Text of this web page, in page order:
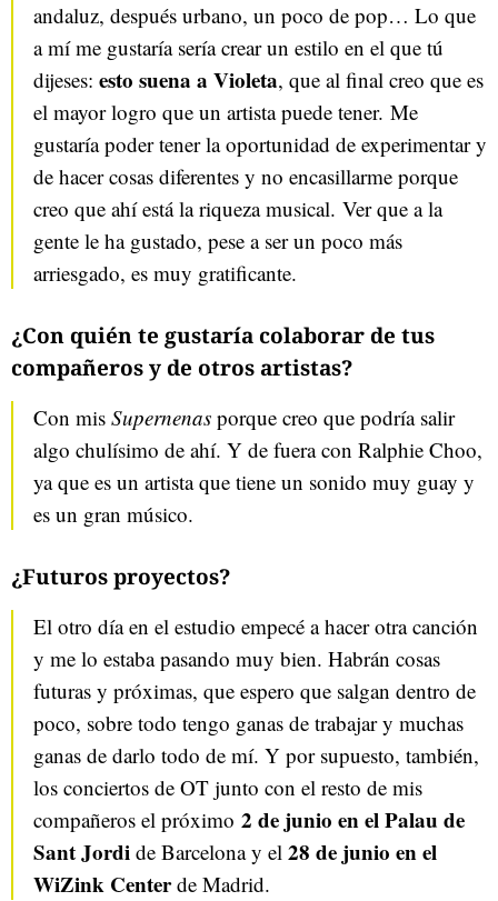
andaluz, después urbano, un poco de pop… Lo que
a mí me gustaría sería crear un estilo en el que tú
dijeses: esto suena a Violeta, que al final creo que es
el mayor logro que un artista puede tener. Me
gustaría poder tener la oportunidad de experimentar y
de hacer cosas diferentes y no encasillarme porque
creo que ahí está la riqueza musical. Ver que a la
gente le ha gustado, pese a ser un poco más
arriesgado, es muy gratificante.
¿Con quién te gustaría colaborar de tus
compañeros y de otros artistas?
Con mis Supernenas porque creo que podría salir
algo chulísimo de ahí. Y de fuera con Ralphie Choo,
ya que es un artista que tiene un sonido muy guay y
es un gran músico.
¿Futuros proyectos?
El otro día en el estudio empecé a hacer otra canción
y me lo estaba pasando muy bien. Habrán cosas
futuras y próximas, que espero que salgan dentro de
poco, sobre todo tengo ganas de trabajar y muchas
ganas de darlo todo de mí. Y por supuesto, también,
los conciertos de OT junto con el resto de mis
compañeros el próximo 2 de junio en el Palau de
Sant Jordi de Barcelona y el 28 de junio en el
WiZink Centerde Madrid.